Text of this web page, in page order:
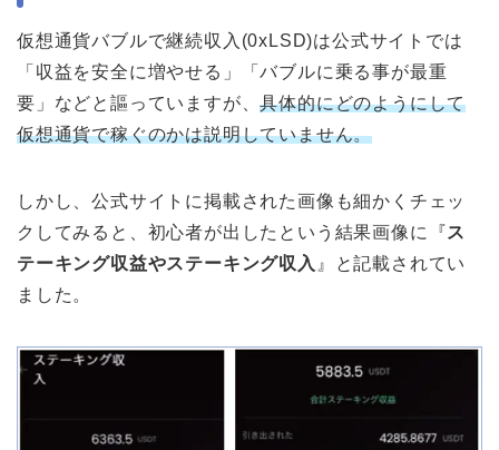
仮想通貨バブルで継続収入(0xLSD)は公式サイトでは
「収益を安全に増やせる」「バブルに乗る事が最重
要」などと謳っていますが、具体的にどのようにして
仮想通貨で稼ぐのかは説明していません。
しかし、公式サイトに掲載された画像も細かくチェッ
クしてみると、初心者が出したという結果画像に『ス
テーキング収益やステーキング収入 』と記載されてい
ました。